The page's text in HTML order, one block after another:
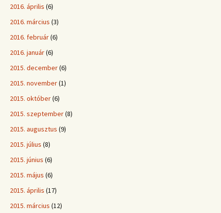
2016. április (6)
2016. március (3)
2016. február(6)
2016. január(6)
2015. december(6)
2015. november(1)
2015. október(6)
2015. szeptember(8)
2015. augusztus (9)
2015. július (8)
2015. június (6)
2015. május (6)
2015. április (17)
2015. március (12)